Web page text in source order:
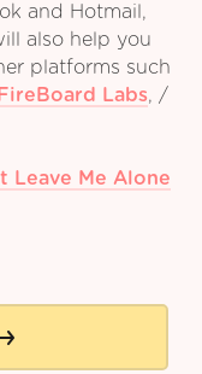
and Hotmail,
also help you
platforms such
Labs, /
Leave Me Alone